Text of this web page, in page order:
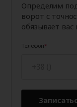
Определим
ворот с
обязывает вас
Телефон